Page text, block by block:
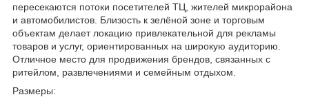
пересекаются потоки посетителей ТЦ, жителей микрорайона
и автомобилистов. Близость к зелёной зоне и торговым
объектам делает локацию привлекательной для рекламы
товаров и услуг, ориентированных на широкую аудиторию.
Отличное место для продвижения брендов, связанных с
ритейлом, развлечениями и семейным отдыхом.
Размеры: